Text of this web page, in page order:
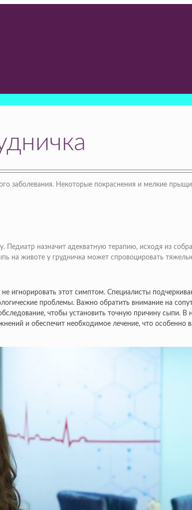
заболевания. Некоторые покраснения и мелкие
назначит адекватную терапию, исходя из
на животе у грудничка может спровоцировать
игнорировать этот симптом. Специалисты
проблемы. Важно обратить внимание на
чтобы установить точную причину сыпи. В
и обеспечит необходимое лечение, что особенно